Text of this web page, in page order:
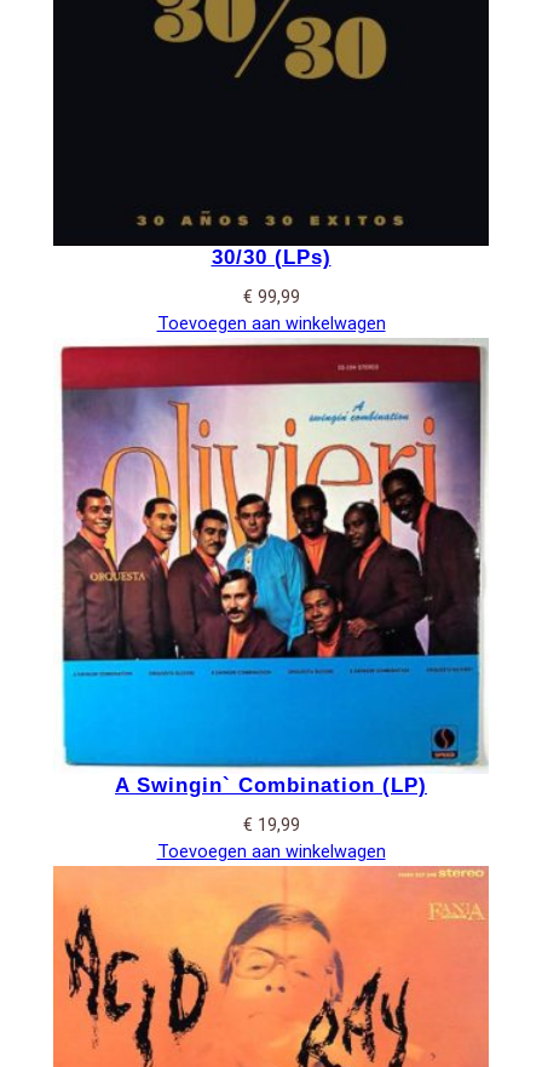
30/30 (LPs)
€ 99,99
Toevoegen aan winkelwagen
A Swingin` Combination (LP)
€ 19,99
Toevoegen aan winkelwagen